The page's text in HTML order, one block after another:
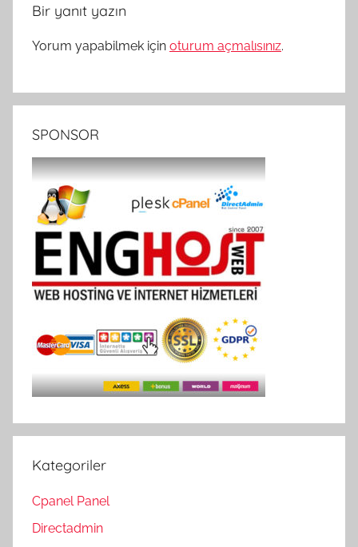
Bir yanıt yazın
Yorum yapabilmek için oturum açmalısınız.
SPONSOR
Kategoriler
Cpanel Panel
Directadmin